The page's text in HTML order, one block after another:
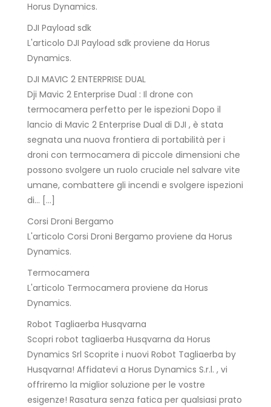
Horus Dynamics.
DJI Payload sdk
L'articolo DJI Payload sdk proviene da Horus
Dynamics.
DJI MAVIC 2 ENTERPRISE DUAL
Dji Mavic 2 Enterprise Dual : Il drone con
termocamera perfetto per le ispezioni Dopo il
lancio di Mavic 2 Enterprise Dual di DJI , è stata
segnata una nuova frontiera di portabilità per i
droni con termocamera di piccole dimensioni che
possono svolgere un ruolo cruciale nel salvare vite
umane, combattere gli incendi e svolgere ispezioni
di… […]
Corsi Droni Bergamo
L'articolo Corsi Droni Bergamo proviene da Horus
Dynamics.
Termocamera
L'articolo Termocamera proviene da Horus
Dynamics.
Robot Tagliaerba Husqvarna
Scopri robot tagliaerba Husqvarna da Horus
Dynamics Srl Scoprite i nuovi Robot Tagliaerba by
Husqvarna! Affidatevi a Horus Dynamics S.r.l. , vi
offriremo la miglior soluzione per le vostre
esigenze! Rasatura senza fatica per qualsiasi prato